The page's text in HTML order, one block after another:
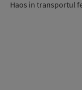
Haos in transportul
RADIO